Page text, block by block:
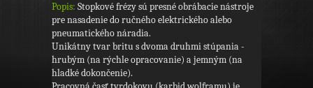
Popis: Stopkové frézy sú presné obrábacie nástroje
pre nasadenie do ručného elektrického alebo
pneumatického náradia.
Unikátny tvar britu s dvoma druhmi stúpania -
hrubým (na rýchle opracovanie) a jemným (na
hladké dokončenie).